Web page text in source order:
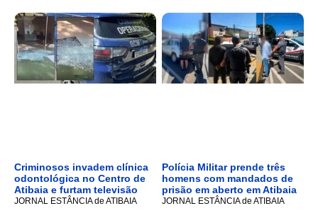
Criminosos invadem clínica
odontológica no Centro de
Atibaia e furtam televisão
JORNAL ESTÂNCIA de ATIBAIA
Polícia Militar prende três
homens com mandados de
prisão em aberto em Atibaia
JORNAL ESTÂNCIA de ATIBAIA